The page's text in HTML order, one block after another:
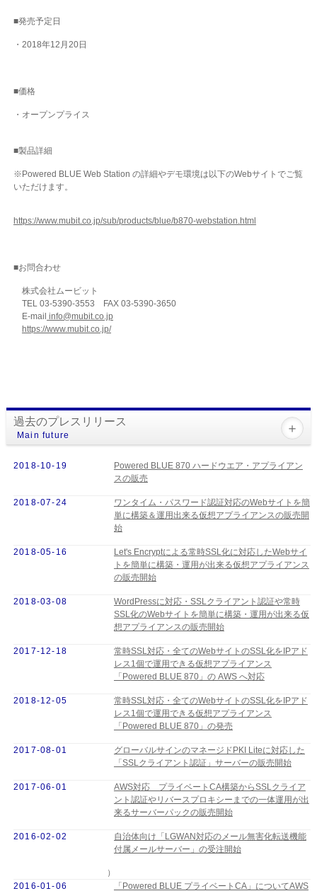
■発売予定日
・2018年12月20日
■価格
・オープンプライス
■製品詳細
※Powered BLUE Web Station の詳細やデモ環境は以下のWebサイトでご覧
いただけます。
https://www.mubit.co.jp/sub/products/blue/b870-webstation.html
■お問合わせ
株式会社ムービット
TEL 03-5390-3553 FAX 03-5390-3650
E-mail info@mubit.co.jp
https://www.mubit.co.jp/
過去のプレスリリース
Main future
2018-10-19
Powered BLUE 870 ハードウエア・アプライアン
スの販売
2018-07-24
ワンタイム・パスワード認証対応のWebサイトを簡
単に構築＆運用出来る仮想アプライアンスの販売開
始
2018-05-16
Let's Encryptによる常時SSL化に対応したWebサイ
トを簡単に構築・運用が出来る仮想アプライアンス
の販売開始
2018-03-08
WordPressに対応・SSLクライアント認証や常時
SSL化のWebサイトを簡単に構築・運用が出来る仮
想アプライアンスの販売開始
2017-12-18
常時SSL対応・全てのWebサイトのSSL化をIPアド
レス1個で運用できる仮想アプライアンス
「Powered BLUE 870」の AWS へ対応
2018-12-05
常時SSL対応・全てのWebサイトのSSL化をIPアド
レス1個で運用できる仮想アプライアンス
「Powered BLUE 870」の発売
2017-08-01
グローバルサインのマネージドPKI Liteに対応した
「SSLクライアント認証」サーバーの販売開始
2017-06-01
AWS対応 プライベートCA構築からSSLクライア
ント認証やリバースプロキシーまでの一体運用が出
来るサーバーパックの販売開始
2016-02-02
自治体向け「LGWAN対応のメール無害化転送機能
付属メールサーバー」の受注開始
）
2016-01-06
「Powered BLUE プライベートCA」についてAWS